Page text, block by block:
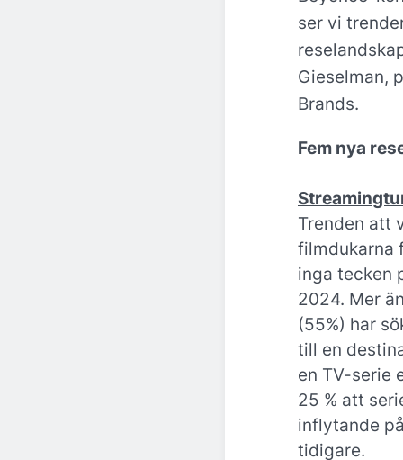
ser vi
Gieselman,
Brands.
Fem nya
Trenden att
filmdukarna
inga tecken
2024. Mer
(55%) har
till en
en TV-serie
25 % att
inflytande
tidigare.